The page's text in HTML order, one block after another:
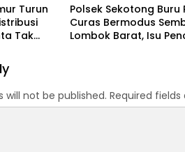
Turun
Tak
Polsek Sekotong Buru
Curas Bermodus
Lombok Barat, Isu
will not be published. Required